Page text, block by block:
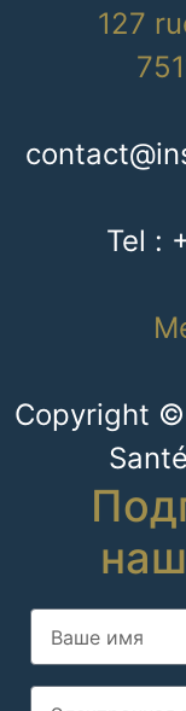
127
Tel :
Copyright